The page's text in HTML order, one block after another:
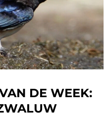
DE WEEK: